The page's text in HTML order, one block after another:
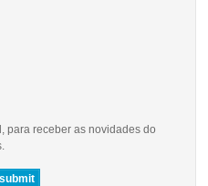
para receber as novidades do